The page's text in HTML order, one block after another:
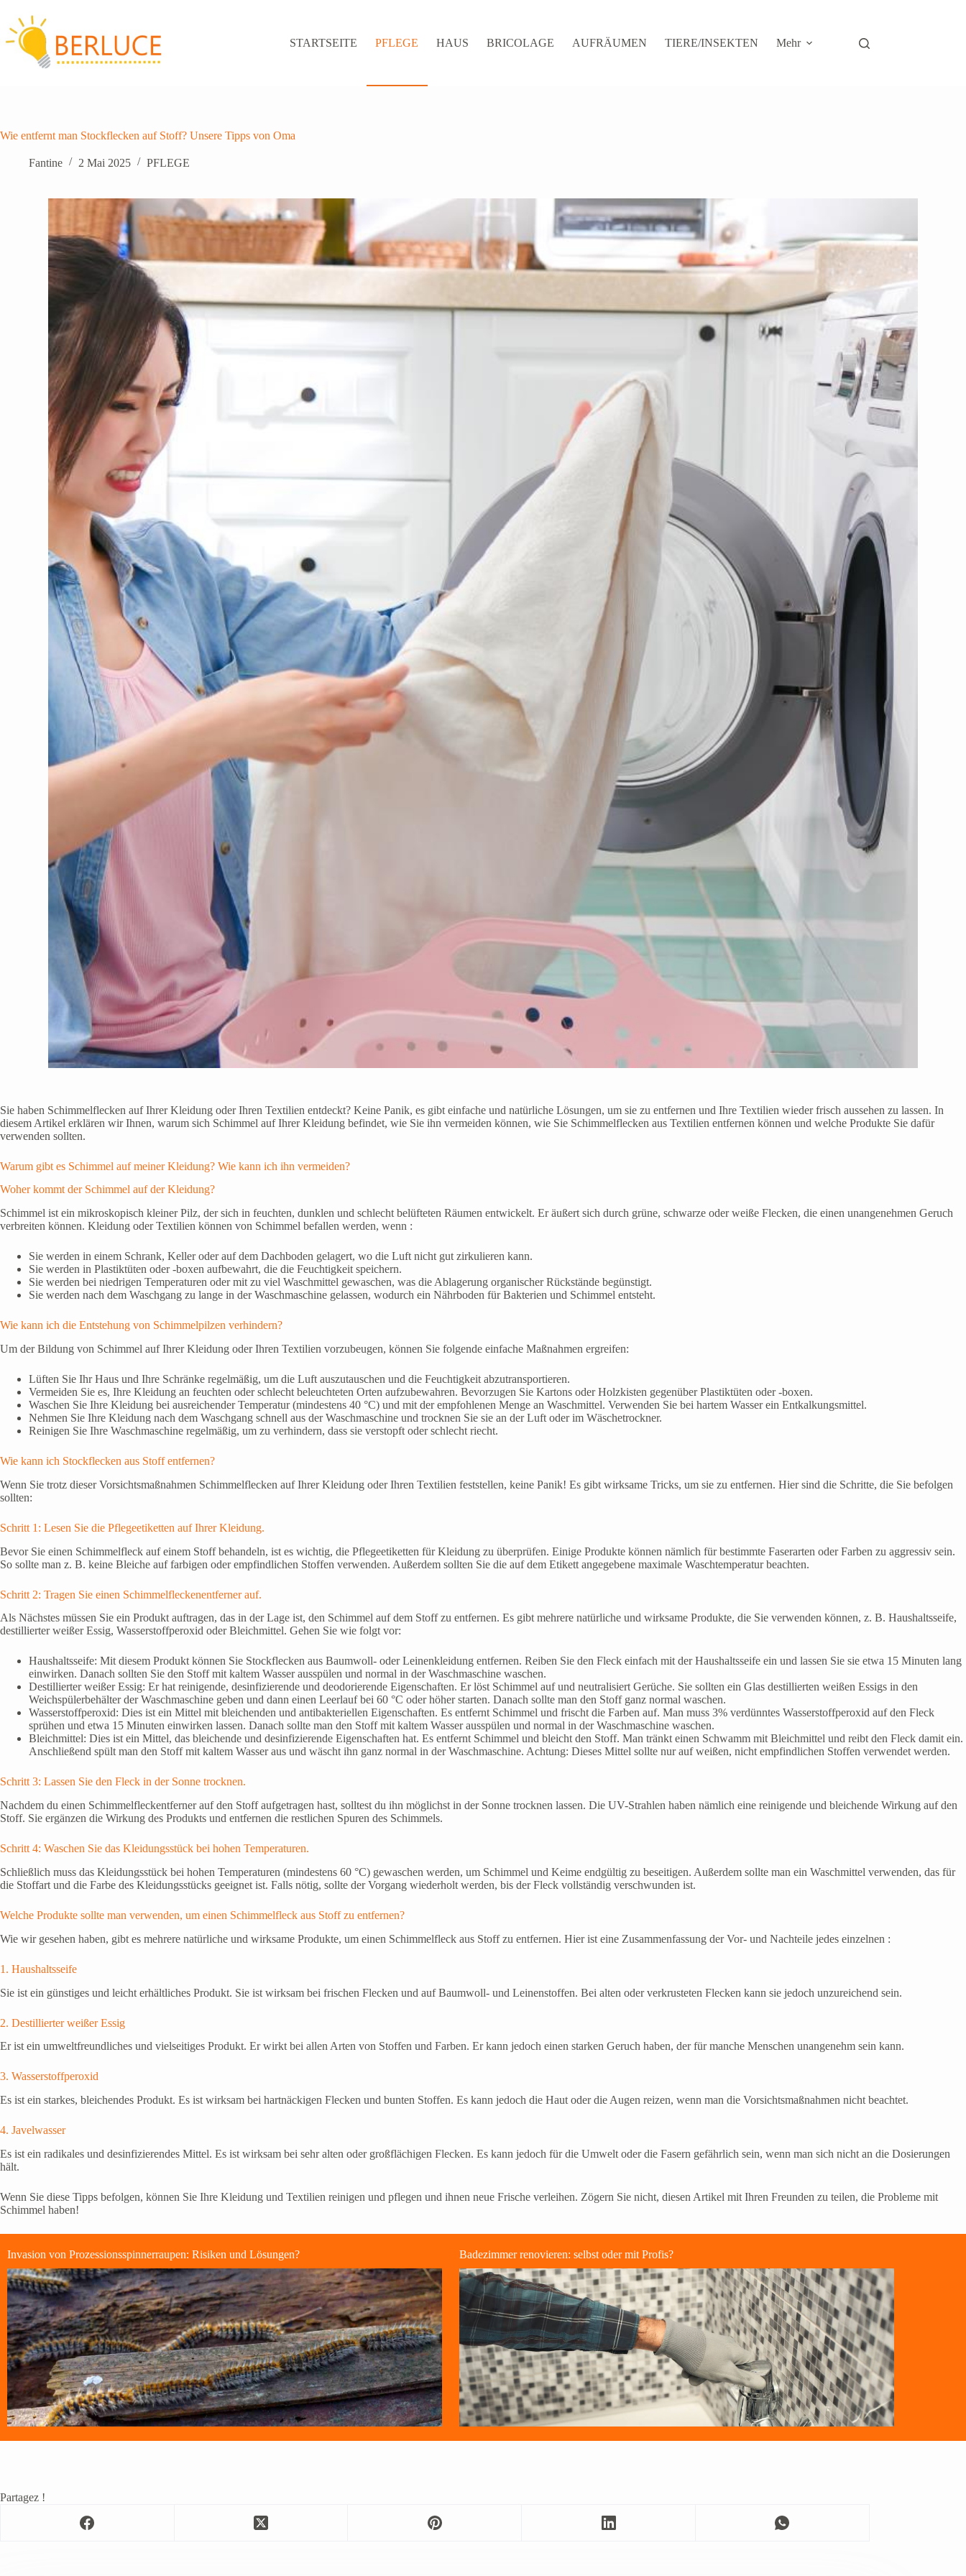
Inhalt
springen
STARTSEITE
PFLEGE HAUS BRICOLAGE AUFRÄUMEN TIERE/INSEKTEN Mehr
Wie entfernt man Stockflecken auf Stoff? Unsere Tipps von Oma
Fantine 2 Mai 2025 PFLEGE
Sie haben Schimmelflecken auf Ihrer Kleidung oder Ihren Textilien entdeckt? Keine Panik, es gibt einfache und natürliche Lösungen, um sie zu entfernen und Ihre Textilien wieder frisch aussehen zu lassen. In
diesem Artikel erklären wir Ihnen, warum sich Schimmel auf Ihrer Kleidung befindet, wie Sie ihn vermeiden können, wie Sie Schimmelflecken aus Textilien entfernen können und welche Produkte Sie dafür
verwenden sollten.
Warum gibt es Schimmel auf meiner Kleidung? Wie kann ich ihn vermeiden?
Woher kommt der Schimmel auf der Kleidung?
Schimmel ist ein mikroskopisch kleiner Pilz, der sich in feuchten, dunklen und schlecht belüfteten Räumen entwickelt. Er äußert sich durch grüne, schwarze oder weiße Flecken, die einen unangenehmen Geruch
verbreiten können. Kleidung oder Textilien können von Schimmel befallen werden, wenn :
Sie werden in einem Schrank, Keller oder auf dem Dachboden gelagert, wo die Luft nicht gut zirkulieren kann.
Sie werden in Plastiktüten oder -boxen aufbewahrt, die die Feuchtigkeit speichern.
Sie werden bei niedrigen Temperaturen oder mit zu viel Waschmittel gewaschen, was die Ablagerung organischer Rückstände begünstigt.
Sie werden nach dem Waschgang zu lange in der Waschmaschine gelassen, wodurch ein Nährboden für Bakterien und Schimmel entsteht.
Wie kann ich die Entstehung von Schimmelpilzen verhindern?
Um der Bildung von Schimmel auf Ihrer Kleidung oder Ihren Textilien vorzubeugen, können Sie folgende einfache Maßnahmen ergreifen:
Lüften Sie Ihr Haus und Ihre Schränke regelmäßig, um die Luft auszutauschen und die Feuchtigkeit abzutransportieren.
Vermeiden Sie es, Ihre Kleidung an feuchten oder schlecht beleuchteten Orten aufzubewahren. Bevorzugen Sie Kartons oder Holzkisten gegenüber Plastiktüten oder -boxen.
Waschen Sie Ihre Kleidung bei ausreichender Temperatur (mindestens 40 °C) und mit der empfohlenen Menge an Waschmittel. Verwenden Sie bei hartem Wasser ein Entkalkungsmittel.
Nehmen Sie Ihre Kleidung nach dem Waschgang schnell aus der Waschmaschine und trocknen Sie sie an der Luft oder im Wäschetrockner.
Reinigen Sie Ihre Waschmaschine regelmäßig, um zu verhindern, dass sie verstopft oder schlecht riecht.
Wie kann ich Stockflecken aus Stoff entfernen?
Wenn Sie trotz dieser Vorsichtsmaßnahmen Schimmelflecken auf Ihrer Kleidung oder Ihren Textilien feststellen, keine Panik! Es gibt wirksame Tricks, um sie zu entfernen. Hier sind die Schritte, die Sie befolgen
sollten:
Schritt 1: Lesen Sie die Pflegeetiketten auf Ihrer Kleidung.
Bevor Sie einen Schimmelfleck auf einem Stoff behandeln, ist es wichtig, die Pflegeetiketten für Kleidung zu überprüfen. Einige Produkte können nämlich für bestimmte Faserarten oder Farben zu aggressiv sein.
So sollte man z. B. keine Bleiche auf farbigen oder empfindlichen Stoffen verwenden. Außerdem sollten Sie die auf dem Etikett angegebene maximale Waschtemperatur beachten.
Schritt 2: Tragen Sie einen Schimmelfleckenentferner auf.
Als Nächstes müssen Sie ein Produkt auftragen, das in der Lage ist, den Schimmel auf dem Stoff zu entfernen. Es gibt mehrere natürliche und wirksame Produkte, die Sie verwenden können, z. B. Haushaltsseife,
destillierter weißer Essig, Wasserstoffperoxid oder Bleichmittel. Gehen Sie wie folgt vor:
Haushaltsseife: Mit diesem Produkt können Sie Stockflecken aus Baumwoll- oder Leinenkleidung entfernen. Reiben Sie den Fleck einfach mit der Haushaltsseife ein und lassen Sie sie etwa 15 Minuten lang
einwirken. Danach sollten Sie den Stoff mit kaltem Wasser ausspülen und normal in der Waschmaschine waschen.
Destillierter weißer Essig: Er hat reinigende, desinfizierende und deodorierende Eigenschaften. Er löst Schimmel auf und neutralisiert Gerüche. Sie sollten ein Glas destillierten weißen Essigs in den
Weichspülerbehälter der Waschmaschine geben und dann einen Leerlauf bei 60 °C oder höher starten. Danach sollte man den Stoff ganz normal waschen.
Wasserstoffperoxid: Dies ist ein Mittel mit bleichenden und antibakteriellen Eigenschaften. Es entfernt Schimmel und frischt die Farben auf. Man muss 3% verdünntes Wasserstoffperoxid auf den Fleck
sprühen und etwa 15 Minuten einwirken lassen. Danach sollte man den Stoff mit kaltem Wasser ausspülen und normal in der Waschmaschine waschen.
Bleichmittel: Dies ist ein Mittel, das bleichende und desinfizierende Eigenschaften hat. Es entfernt Schimmel und bleicht den Stoff. Man tränkt einen Schwamm mit Bleichmittel und reibt den Fleck damit ein.
Anschließend spült man den Stoff mit kaltem Wasser aus und wäscht ihn ganz normal in der Waschmaschine. Achtung: Dieses Mittel sollte nur auf weißen, nicht empfindlichen Stoffen verwendet werden.
Schritt 3: Lassen Sie den Fleck in der Sonne trocknen.
Nachdem du einen Schimmelfleckentferner auf den Stoff aufgetragen hast, solltest du ihn möglichst in der Sonne trocknen lassen. Die UV-Strahlen haben nämlich eine reinigende und bleichende Wirkung auf den
Stoff. Sie ergänzen die Wirkung des Produkts und entfernen die restlichen Spuren des Schimmels.
Schritt 4: Waschen Sie das Kleidungsstück bei hohen Temperaturen.
Schließlich muss das Kleidungsstück bei hohen Temperaturen (mindestens 60 °C) gewaschen werden, um Schimmel und Keime endgültig zu beseitigen. Außerdem sollte man ein Waschmittel verwenden, das für
die Stoffart und die Farbe des Kleidungsstücks geeignet ist. Falls nötig, sollte der Vorgang wiederholt werden, bis der Fleck vollständig verschwunden ist.
Welche Produkte sollte man verwenden, um einen Schimmelfleck aus Stoff zu entfernen?
Wie wir gesehen haben, gibt es mehrere natürliche und wirksame Produkte, um einen Schimmelfleck aus Stoff zu entfernen. Hier ist eine Zusammenfassung der Vor- und Nachteile jedes einzelnen :
1. Haushaltsseife
Sie ist ein günstiges und leicht erhältliches Produkt. Sie ist wirksam bei frischen Flecken und auf Baumwoll- und Leinenstoffen. Bei alten oder verkrusteten Flecken kann sie jedoch unzureichend sein.
2. Destillierter weißer Essig
Er ist ein umweltfreundliches und vielseitiges Produkt. Er wirkt bei allen Arten von Stoffen und Farben. Er kann jedoch einen starken Geruch haben, der für manche Menschen unangenehm sein kann.
3. Wasserstoffperoxid
Es ist ein starkes, bleichendes Produkt. Es ist wirksam bei hartnäckigen Flecken und bunten Stoffen. Es kann jedoch die Haut oder die Augen reizen, wenn man die Vorsichtsmaßnahmen nicht beachtet.
4. Javelwasser
Es ist ein radikales und desinfizierendes Mittel. Es ist wirksam bei sehr alten oder großflächigen Flecken. Es kann jedoch für die Umwelt oder die Fasern gefährlich sein, wenn man sich nicht an die Dosierungen
hält.
Wenn Sie diese Tipps befolgen, können Sie Ihre Kleidung und Textilien reinigen und pflegen und ihnen neue Frische verleihen. Zögern Sie nicht, diesen Artikel mit Ihren Freunden zu teilen, die Probleme mit
Schimmel haben!
Invasion von Prozessionsspinnerraupen: Risiken und Lösungen? Badezimmer renovieren: selbst oder mit Profis?
Partagez !